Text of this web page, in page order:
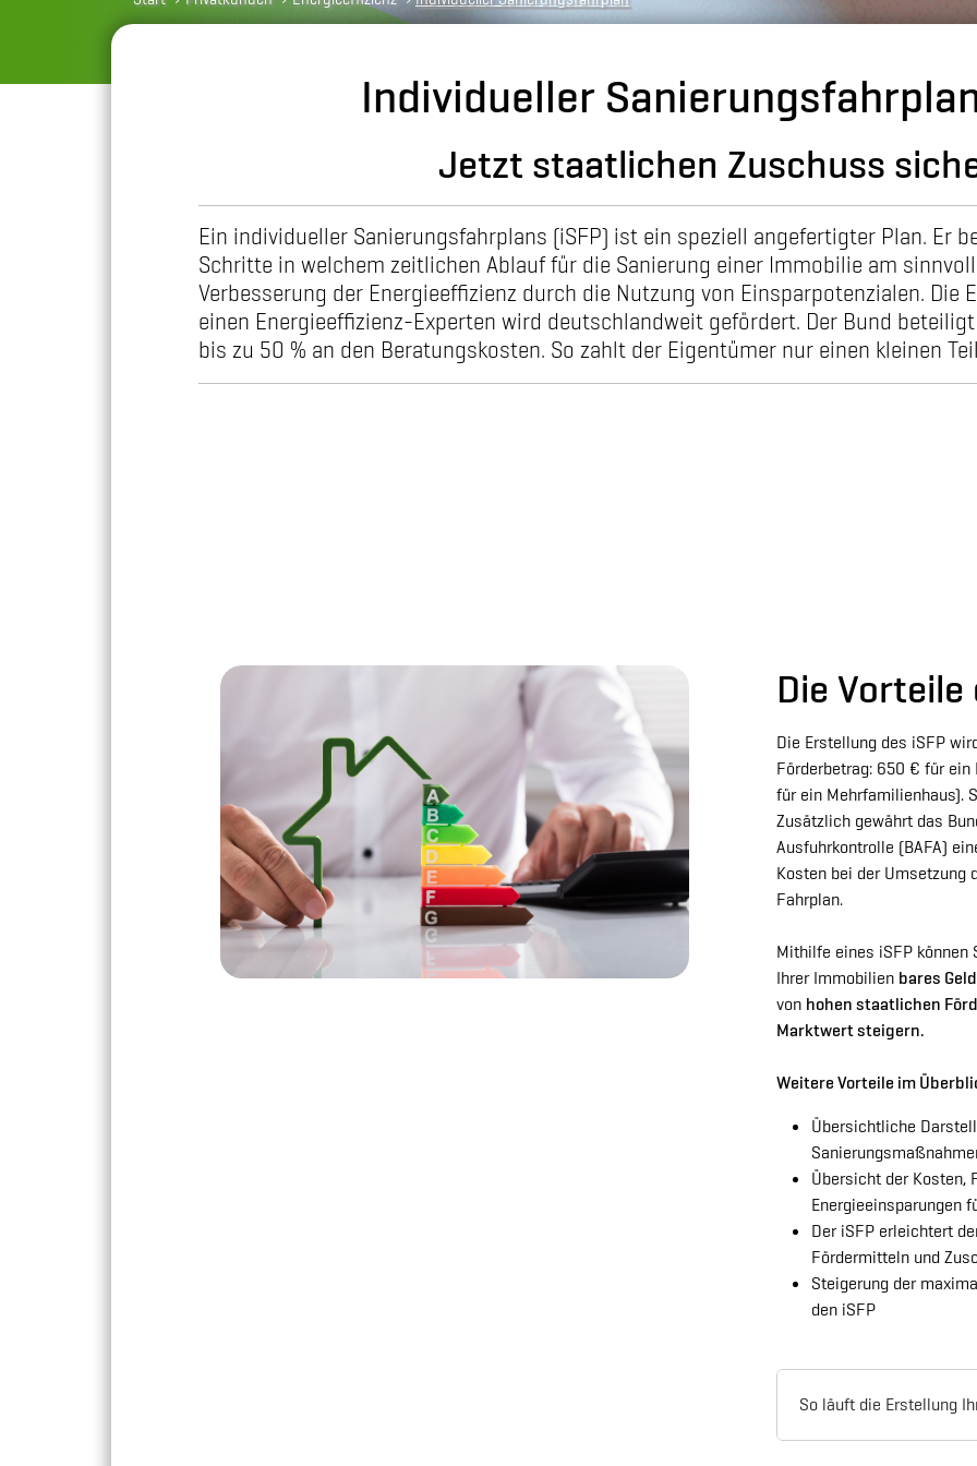
Individueller
Jetzt staatlichen Zuschuss
Ein individueller Sanierungsfahrplans (iSFP) ist ein speziell angefertigter Plan. Er
Schritte in welchem zeitlichen Ablauf für die Sanierung einer Immobilie am
Verbesserung der Energieeffizienz durch die Nutzung von Einsparpotenzialen. Die
einen Energieeffizienz-Experten wird deutschlandweit gefördert. Der Bund
bis zu 50 % an den Beratungskosten. So zahlt der Eigentümer nur einen kleinen
Die Vorteile
Die Erstellung des iSFP
Förderbetrag: 650 € für
für ein Mehrfamilienhaus).
Zusätzlich gewährt das
Ausfuhrkontrolle (BAFA)
Kosten bei der Umsetzung
Fahrplan.
Mithilfe eines iSFP können
Ihrer Immobilien bares
von hohen staatlichen
Marktwert steigern.
Weitere Vorteile im
Übersichtliche
Übersicht der Kosten,
Energieeinsparungen
Der iSFP erleichtert
Fördermitteln und
Steigerung der
den iSFP
So läuft die Erstellung